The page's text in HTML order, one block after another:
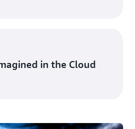
in the Cloud